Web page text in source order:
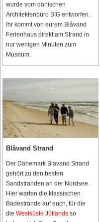
wurde vom dänischen
Architektenbüro BIG entworfen.
Ihr kommt von eurem Blåvand
Ferienhaus direkt am Strand in
nur wenigen Minuten zum
Museum.
Blåvand Strand
Der Dänemark Blavand Strand
gehört zu den besten
Sandstränden an der Nordsee.
Hier warten die klassischen
Badestrände auf euch, für die
die Westküste Jütlands so